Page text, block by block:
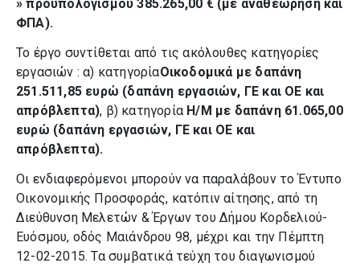
» προϋπολογισμού 385.265,00 € (με αναθεώρηση και
ΦΠΑ).
Το έργο συντίθεται από τις ακόλουθες κατηγορίες
εργασιών : α) κατηγορίαΟικοδομικά με δαπάνη
251.511,85 ευρώ (δαπάνη εργασιών, ΓΕ και ΟΕ και
απρόβλεπτα), β) κατηγορία Η/Μ με δαπάνη 61.065,00
ευρώ (δαπάνη εργασιών, ΓΕ και ΟΕ και
απρόβλεπτα).
Οι ενδιαφερόμενοι μπορούν να παραλάβουν το Έντυπο
Οικονομικής Προσφοράς, κατόπιν αίτησης, από τη
Διεύθυνση Μελετών & Έργων του Δήμου Κορδελιού-
Ευόσμου, οδός Μαιάνδρου 98, μέχρι και την Πέμπτη
12-02-2015. Τα συμβατικά τεύχη του διαγωνισμού